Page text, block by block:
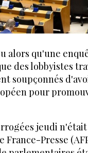
alors qu'une
des lobbyistes
soupçonnés
pour
jeudi
France-Presse